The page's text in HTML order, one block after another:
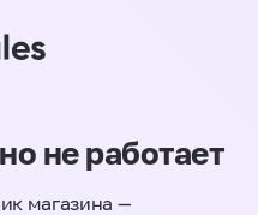
не работает
магазина —